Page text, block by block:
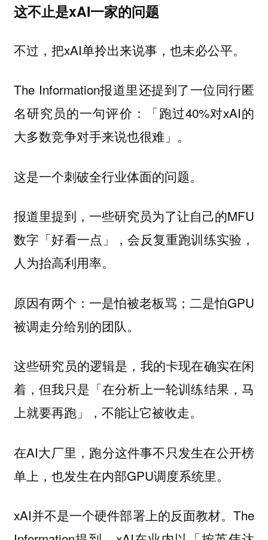
这不止是xAI一家的问题
不过，把xAI单拎出来说事，也未必公平。
The Information报道里还提到了一位同行匿
名研究员的一句评价：「跑过40%对xAI的
大多数竞争对手来说也很难」。
这是一个刺破全行业体面的问题。
报道里提到，一些研究员为了让自己的MFU
数字「好看一点」，会反复重跑训练实验，
人为抬高利用率。
原因有两个：一是怕被老板骂；二是怕GPU
被调走分给别的团队。
这些研究员的逻辑是，我的卡现在确实在闲
着，但我只是「在分析上一轮训练结果，马
上就要再跑」，不能让它被收走。
在AI大厂里，跑分这件事不只发生在公开榜
单上，也发生在内部GPU调度系统里。
xAI并不是一个硬件部署上的反面教材。The